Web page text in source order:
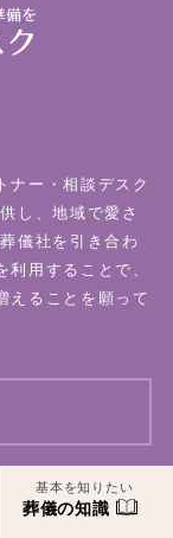
基本を知りたい
葬儀の知識
ナー・相談デスク
し、地域で愛さ
儀社を引き合わ
用することで、
えることを願って